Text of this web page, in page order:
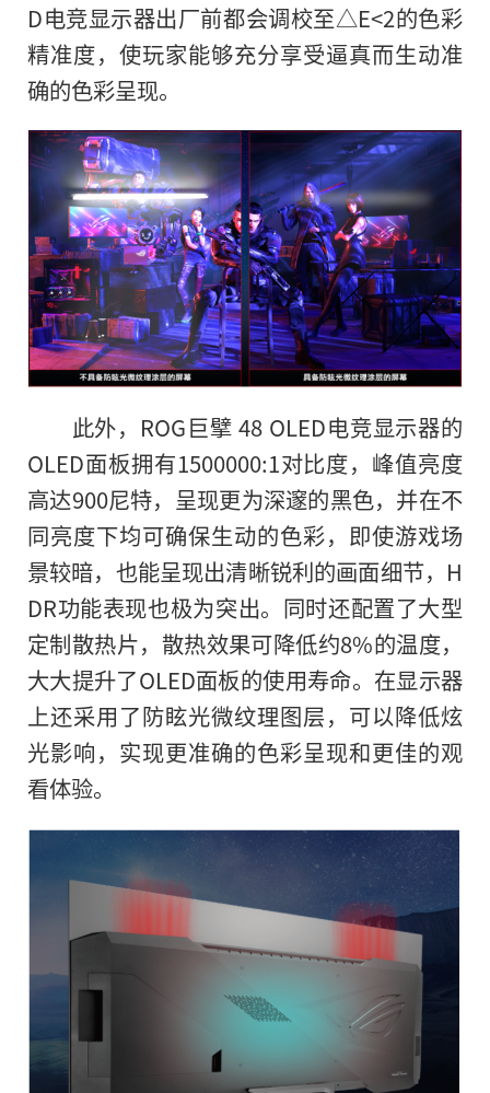
D电竞显示器出厂前都会调校至△E<2的色彩
精准度，使玩家能够充分享受逼真而生动准
确的色彩呈现。
此外，ROG巨擘 48 OLED电竞显示器的
OLED面板拥有1500000:1对比度，峰值亮度
高达900尼特，呈现更为深邃的黑色，并在不
同亮度下均可确保生动的色彩，即使游戏场
景较暗，也能呈现出清晰锐利的画面细节，H
DR功能表现也极为突出。同时还配置了大型
定制散热片，散热效果可降低约8%的温度，
大大提升了OLED面板的使用寿命。在显示器
上还采用了防眩光微纹理图层，可以降低炫
光影响，实现更准确的色彩呈现和更佳的观
看体验。